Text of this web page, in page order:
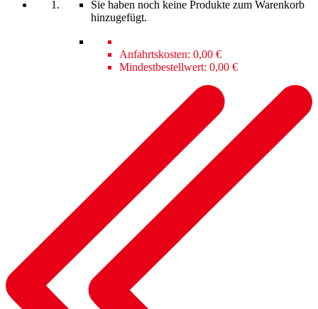
Sie haben noch keine Produkte zum Warenkorb
hinzugefügt.
Anfahrtskosten: 0,00 €
Mindestbestellwert: 0,00 €